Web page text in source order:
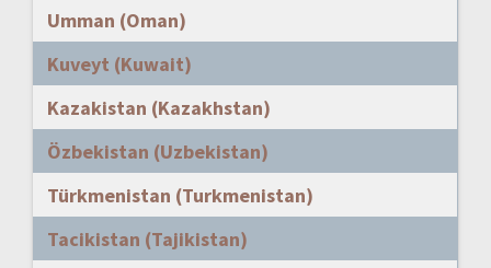
Umman (Oman)
Kuveyt (Kuwait)
Kazakistan (Kazakhstan)
Özbekistan (Uzbekistan)
Türkmenistan (Turkmenistan)
Tacikistan (Tajikistan)